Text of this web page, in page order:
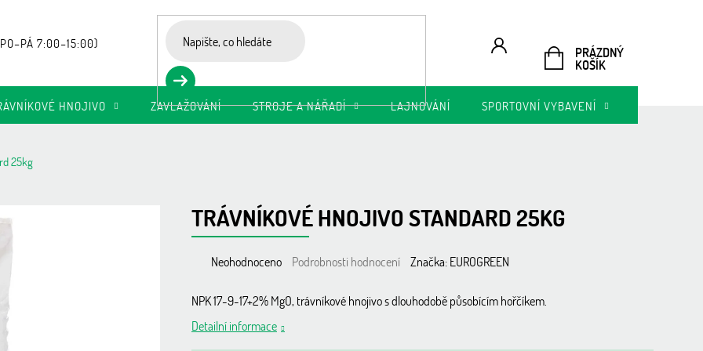
NÁKUPNÍ
KOŠÍK
PRÁZDNÝ
KOŠÍK
HNOJIVO ZAVLAŽOVÁNÍ STROJE A NÁŘADÍ LAJNOVÁNÍ SPORTOVNÍ VYBAVENÍ
25kg
TRÁVNÍKOVÉ HNOJIVO STANDARD 25KG
Průměrné
produktu
0,0
z
Neohodnoceno Podrobnosti hodnocení Značka:EUROGREEN
NPK 17-9-17+2% MgO, trávníkové hnojivo s dlouhodobě působícím hořčíkem.
Detailní informace